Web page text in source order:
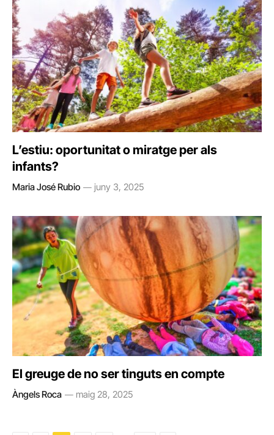
L’estiu: oportunitat o miratge per als
infants?
Maria José Rubio juny 3, 2025
El greuge de no ser tinguts en compte
Àngels Roca maig 28, 2025